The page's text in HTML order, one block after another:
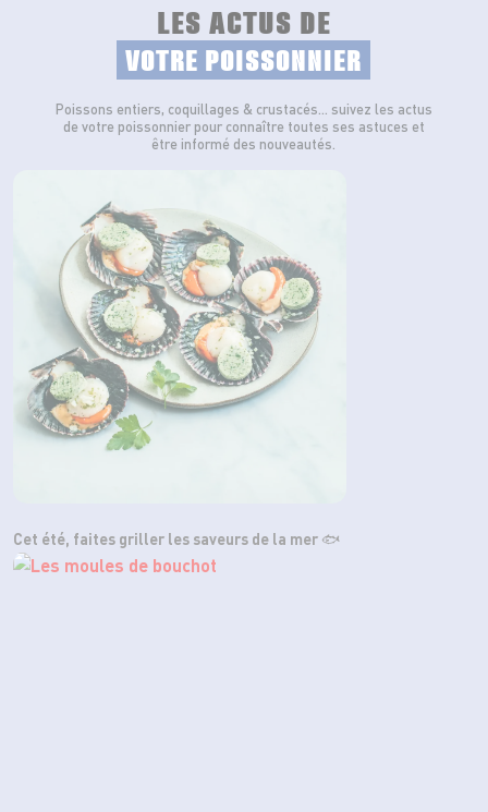
LES ACTUS DE
VOTRE POISSONNIER
Poissons entiers, coquillages & crustacés… suivez les actus
de votre poissonnier pour connaître toutes ses astuces et
être informé des nouveautés.
Cet été, faites griller les saveurs de la mer 🐟